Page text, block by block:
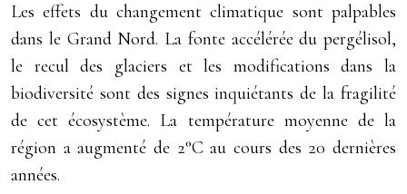
Les effets du changement climatique sont palpables
dans le Grand Nord. La fonte accélérée du pergélisol,
le recul des glaciers et les modifications dans la
biodiversité sont des signes inquiétants de la fragilité
de cet écosystème. La température moyenne de la
région a augmenté de 2°C au cours des 20 dernières
années.